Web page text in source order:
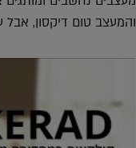
והמעצב טום דיקסון,